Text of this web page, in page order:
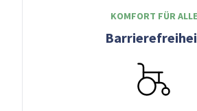
KOMFORT FÜR ALLE